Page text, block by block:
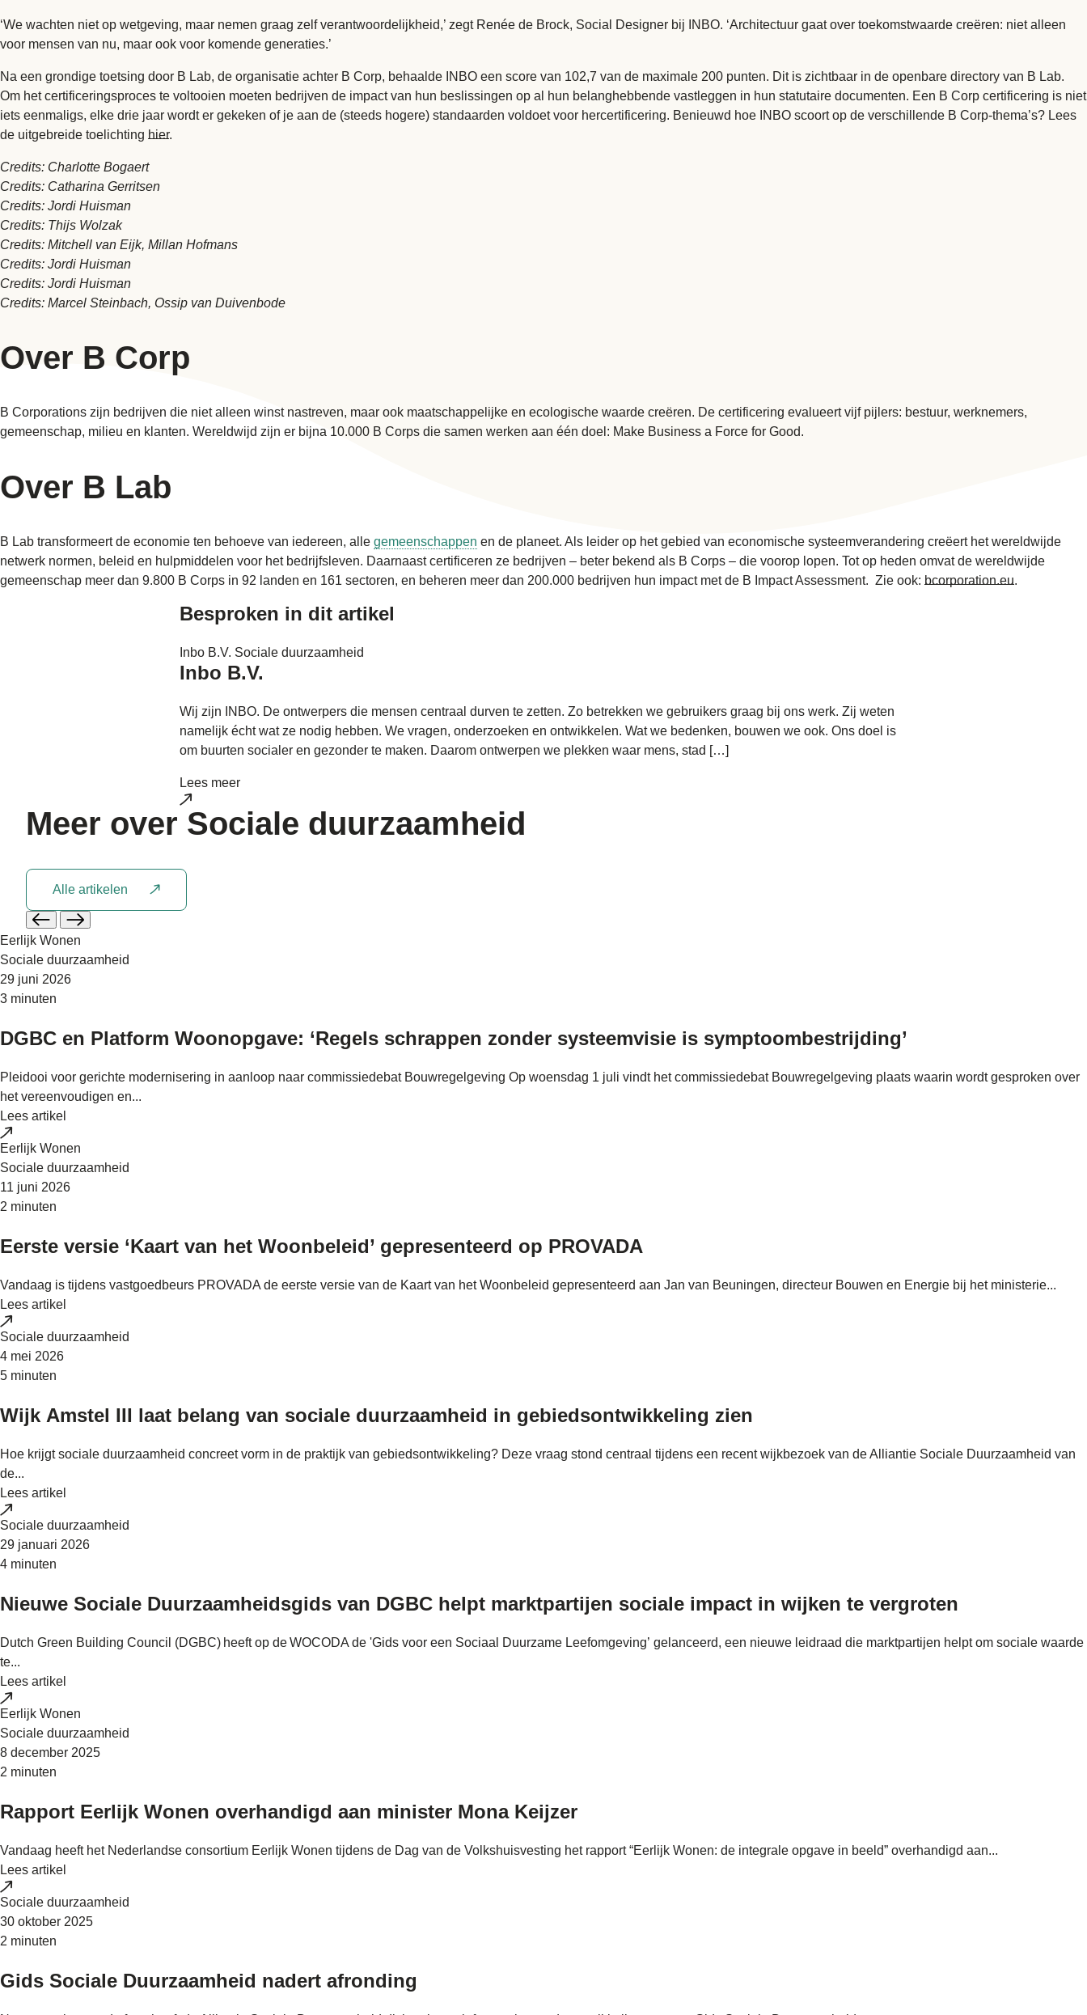
‘We wachten niet op wetgeving, maar nemen graag zelf verantwoordelijkheid,’ zegt Renée de Brock, Social Designer bij INBO. ‘Architectuur gaat over toekomstwaarde creëren: niet alleen
voor mensen van nu, maar ook voor komende generaties.’
Na een grondige toetsing door B Lab, de organisatie achter B Corp, behaalde INBO een score van 102,7 van de maximale 200 punten. Dit is zichtbaar in de openbare directory van B Lab.
Om het certificeringsproces te voltooien moeten bedrijven de impact van hun beslissingen op al hun belanghebbende vastleggen in hun statutaire documenten. Een B Corp certificering is niet
iets eenmaligs, elke drie jaar wordt er gekeken of je aan de (steeds hogere) standaarden voldoet voor hercertificering. Benieuwd hoe INBO scoort op de verschillende B Corp-thema’s? Lees
de uitgebreide toelichting hier.
Credits: Charlotte Bogaert
Credits: Catharina Gerritsen
Credits: Jordi Huisman
Credits: Thijs Wolzak
Credits: Mitchell van Eijk, Millan Hofmans
Credits: Jordi Huisman
Credits: Jordi Huisman
Credits: Marcel Steinbach, Ossip van Duivenbode
Over B Corp
B Corporations zijn bedrijven die niet alleen winst nastreven, maar ook maatschappelijke en ecologische waarde creëren. De certificering evalueert vijf pijlers: bestuur, werknemers,
gemeenschap, milieu en klanten. Wereldwijd zijn er bijna 10.000 B Corps die samen werken aan één doel: Make Business a Force for Good.
Over B Lab
B Lab transformeert de economie ten behoeve van iedereen, alle gemeenschappen en de planeet. Als leider op het gebied van economische systeemverandering creëert het wereldwijde
netwerk normen, beleid en hulpmiddelen voor het bedrijfsleven. Daarnaast certificeren ze bedrijven – beter bekend als B Corps – die voorop lopen. Tot op heden omvat de wereldwijde
gemeenschap meer dan 9.800 B Corps in 92 landen en 161 sectoren, en beheren meer dan 200.000 bedrijven hun impact met de B Impact Assessment. Zie ook: bcorporation.eu.
Besproken in dit artikel
Inbo B.V. Sociale duurzaamheid
Inbo B.V.
Wij zijn INBO. De ontwerpers die mensen centraal durven te zetten. Zo betrekken we gebruikers graag bij ons werk. Zij weten
namelijk écht wat ze nodig hebben. We vragen, onderzoeken en ontwikkelen. Wat we bedenken, bouwen we ook. Ons doel is
om buurten socialer en gezonder te maken. Daarom ontwerpen we plekken waar mens, stad […]
Lees meer
Meer over Sociale duurzaamheid
Alle artikelen
Eerlijk Wonen
Sociale duurzaamheid
29 juni 2026
3 minuten
DGBC en Platform Woonopgave: ‘Regels schrappen zonder systeemvisie is symptoombestrijding’
Pleidooi voor gerichte modernisering in aanloop naar commissiedebat Bouwregelgeving Op woensdag 1 juli vindt het commissiedebat Bouwregelgeving plaats waarin wordt gesproken over
het vereenvoudigen en...
Lees artikel
Eerlijk Wonen
Sociale duurzaamheid
11 juni 2026
2 minuten
Eerste versie ‘Kaart van het Woonbeleid’ gepresenteerd op PROVADA
Vandaag is tijdens vastgoedbeurs PROVADA de eerste versie van de Kaart van het Woonbeleid gepresenteerd aan Jan van Beuningen, directeur Bouwen en Energie bij het ministerie...
Lees artikel
Sociale duurzaamheid
4 mei 2026
5 minuten
Wijk Amstel III laat belang van sociale duurzaamheid in gebiedsontwikkeling zien
Hoe krijgt sociale duurzaamheid concreet vorm in de praktijk van gebiedsontwikkeling? Deze vraag stond centraal tijdens een recent wijkbezoek van de Alliantie Sociale Duurzaamheid van
de...
Lees artikel
Sociale duurzaamheid
29 januari 2026
4 minuten
Nieuwe Sociale Duurzaamheidsgids van DGBC helpt marktpartijen sociale impact in wijken te vergroten
Dutch Green Building Council (DGBC) heeft op de WOCODA de 'Gids voor een Sociaal Duurzame Leefomgeving’ gelanceerd, een nieuwe leidraad die marktpartijen helpt om sociale waarde
te...
Lees artikel
Eerlijk Wonen
Sociale duurzaamheid
8 december 2025
2 minuten
Rapport Eerlijk Wonen overhandigd aan minister Mona Keijzer
Vandaag heeft het Nederlandse consortium Eerlijk Wonen tijdens de Dag van de Volkshuisvesting het rapport “Eerlijk Wonen: de integrale opgave in beeld” overhandigd aan...
Lees artikel
Sociale duurzaamheid
30 oktober 2025
2 minuten
Gids Sociale Duurzaamheid nadert afronding